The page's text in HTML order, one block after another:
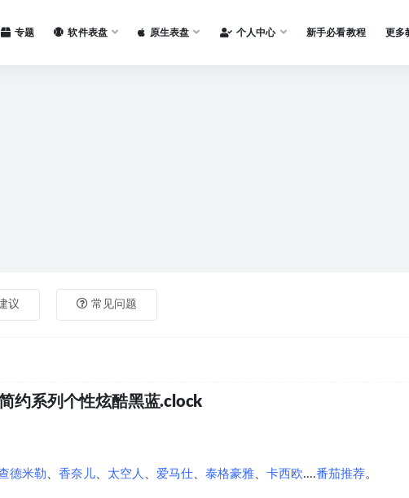
专题 软件表盘 原生表盘 个人中心 新手必看教程 更多
议 常见问题
约系列个性炫酷黑蓝.clock
德米勒 香奈儿 太空人 爱马仕 泰格豪雅 卡西欧....番茄推荐。